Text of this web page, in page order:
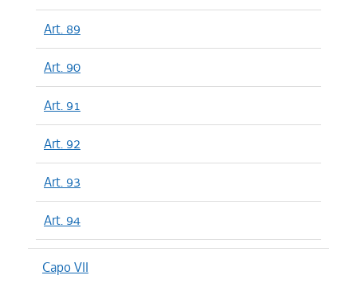
Art. 89
Art. 90
Art. 91
Art. 92
Art. 93
Art. 94
Capo VII